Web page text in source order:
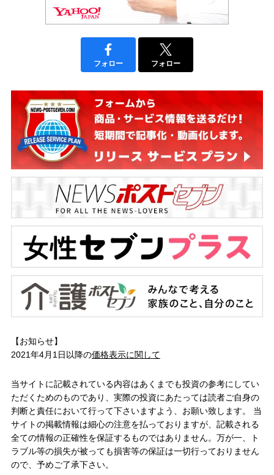
フォロー フォロー
【お知らせ】
2021年4月1日以降の価格表示に関して
当サイトに記載されている内容はあくまでも投資の参考にしてい
ただくためのものであり、実際の投資にあたっては読者ご自身の
判断と責任において行って下さいますよう、お願い致します。 当
サイトの掲載情報は細心の注意を払っておりますが、記載される
全ての情報の正確性を保証するものではありません。万が一、ト
ラブル等の損失が被っても損害等の保証は一切行っておりません
ので、予めご了承下さい。